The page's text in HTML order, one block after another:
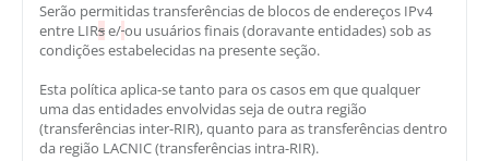
Serão permitidas transferências de blocos de endereços IPv4
entre LIRse/ou usuários finais (doravante entidades) sob as
condições estabelecidas na presente seção.
Esta política aplica-se tanto para os casos em que qualquer
uma das entidades envolvidas seja de outra região
(transferências inter-RIR), quanto para as transferências dentro
da região LACNIC (transferências intra-RIR).